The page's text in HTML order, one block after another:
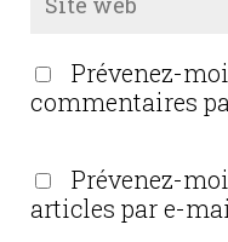
Prévenez-
commentaires
Prévenez-
articles par e-